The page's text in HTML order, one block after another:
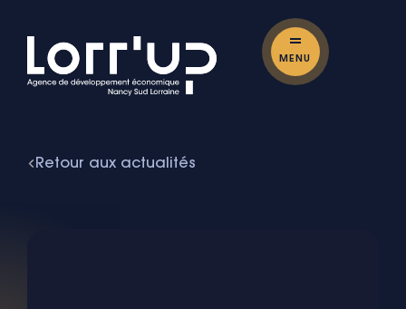
MENU
Retour aux actualités